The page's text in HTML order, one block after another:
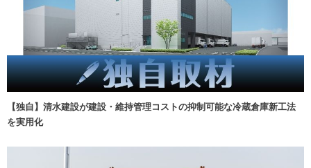
【独自】清水建設が建設・維持管理コストの抑制可能な冷蔵倉庫新工法
を実用化